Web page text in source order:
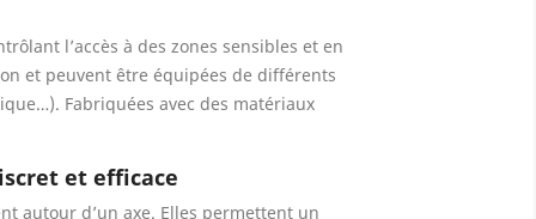
l’accès à des zones sensibles et en
et peuvent être équipées de différents
Fabriquées avec des matériaux
et efficace
autour d’un axe. Elles permettent un